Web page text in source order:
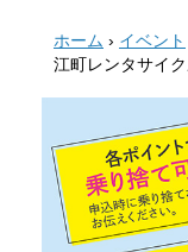
ホーム › イベント
江町レンタサイ